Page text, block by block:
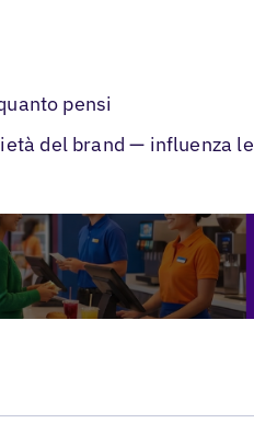
pensi
del brand — influenza le